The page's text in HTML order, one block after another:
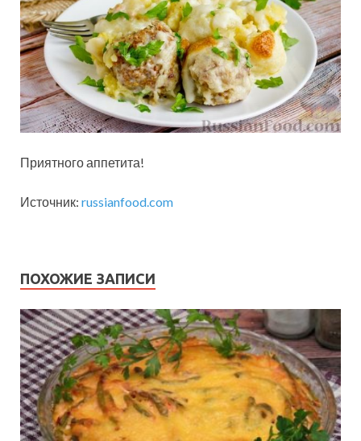
Приятного аппетита!
Источник: russianfood.com
ПОХОЖИЕ ЗАПИСИ